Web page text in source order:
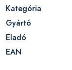
Kategória
Gyártó
Eladó
EAN